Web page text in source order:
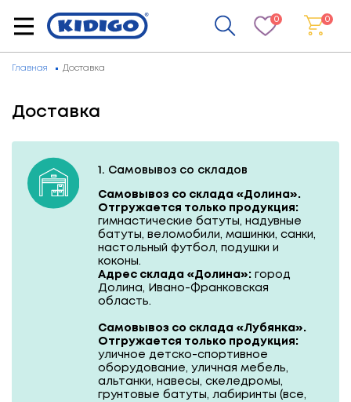
0 0
Главная Доставка
Доставка
1. Самовывоз со складов
Самовывоз со склада «Долина».
Отгружается только продукция:
гимнастические батуты, надувные
батуты, веломобили, машинки, санки,
настольный футбол, подушки и
коконы.
Адрес склада «Долина»:город
Долина, Ивано-Франковская
область.
Самовывоз со склада «Лубянка».
Отгружается только продукция:
уличное детско-спортивное
оборудование, уличная мебель,
альтанки, навесы, скеледромы,
грунтовые батуты, лабиринты (все,